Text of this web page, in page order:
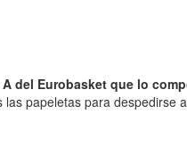
del Eurobasket que lo
papeletas para despedirse